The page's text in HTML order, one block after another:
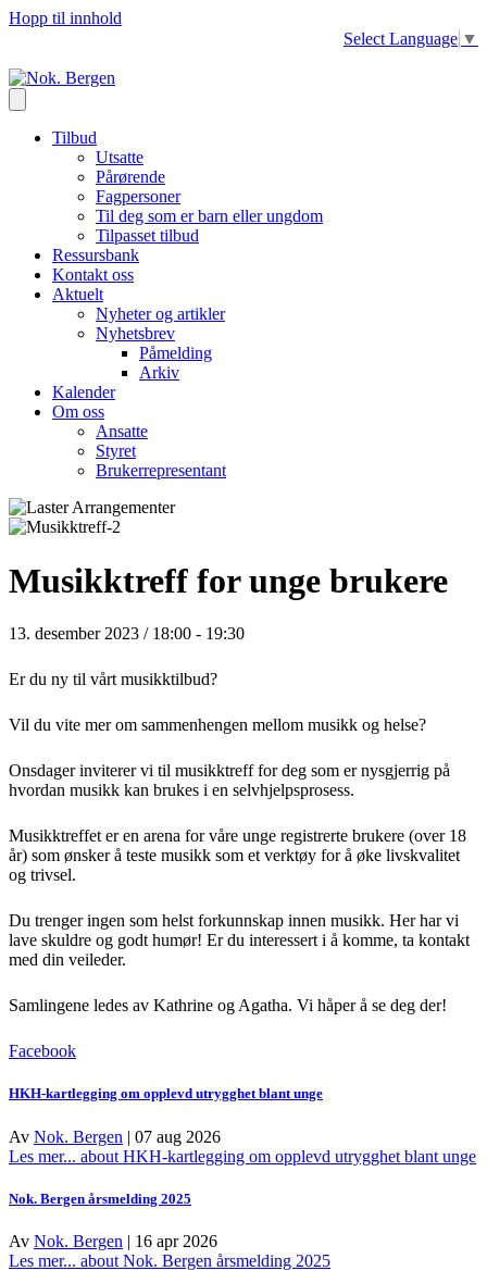
Hopp til innhold
Select Language ▼
Tilbud
Utsatte
Pårørende
Fagpersoner
Til deg som er barn eller ungdom
Tilpasset tilbud
Ressursbank
Kontakt oss
Aktuelt
Nyheter og artikler
Nyhetsbrev
Påmelding
Arkiv
Kalender
Om oss
Ansatte
Styret
Brukerrepresentant
Musikktreff for unge brukere
13. desember 2023 / 18:00 - 19:30
Er du ny til vårt musikktilbud?
Vil du vite mer om sammenhengen mellom musikk og helse?
Onsdager inviterer vi til musikktreff for deg som er nysgjerrig på
hvordan musikk kan brukes i en selvhjelpsprosess.
Musikktreffet er en arena for våre unge registrerte brukere (over 18
år) som ønsker å teste musikk som et verktøy for å øke livskvalitet
og trivsel.
Du trenger ingen som helst forkunnskap innen musikk. Her har vi
lave skuldre og godt humør! Er du interessert i å komme, ta kontakt
med din veileder.
Samlingene ledes av Kathrine og Agatha. Vi håper å se deg der!
Facebook
HKH-kartlegging om opplevd utrygghet blant unge
Av Nok. Bergen | 07 aug 2026
Les mer... about HKH-kartlegging om opplevd utrygghet blant unge
Nok. Bergen årsmelding 2025
Av Nok. Bergen | 16 apr 2026
Les mer... about Nok. Bergen årsmelding 2025